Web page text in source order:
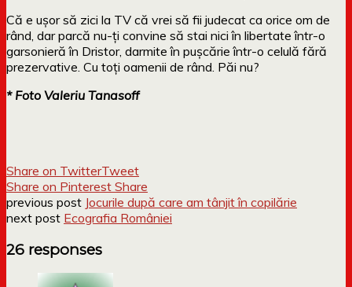
Că e ușor să zici la TV că vrei să fii judecat ca orice om de
rând, dar parcă nu-ți convine să stai nici în libertate într-o
garsonieră în Dristor, darmite în pușcărie într-o celulă fără
prezervative. Cu toți oamenii de rând. Păi nu?
* Foto Valeriu Tanasoff
Share on TwitterTweet
Share on Pinterest Share
previous post Jocurile după care am tânjit în copilărie
next post Ecografia României
26 responses